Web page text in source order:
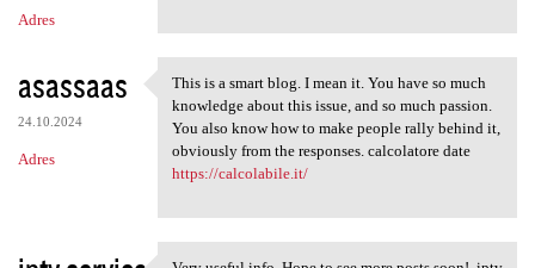
Adres
asassaas
24.10.2024
Adres
This is a smart blog. I mean
This is a smart blog. I mean it. You have so much
knowledge about this issue, and so much passion.
You also know how to make people rally behind it,
obviously from the responses. calcolatore date
https://calcolabile.it/